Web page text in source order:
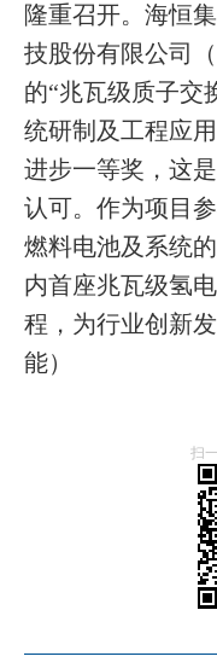
隆重召开。海恒
技股份有限公司
的“兆瓦级质子交
统研制及工程应
进步一等奖，这
认可。作为项目
燃料电池及系统
内首座兆瓦级氢
程，为行业创新
能）
扫